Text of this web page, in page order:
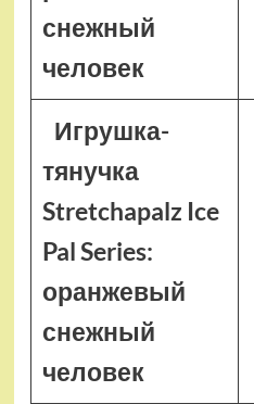
снежный
человек
Игрушка-
тянучка
Stretchapalz Ice
Pal Series:
оранжевый
снежный
человек